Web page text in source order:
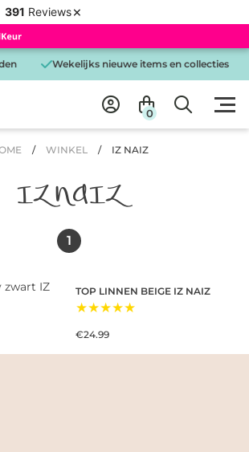
391 Reviews ×
Wekelijks nieuwe items en collecties
0
/ WINKEL / IZ NAIZ
IZ NAIZ
1
TOP LINNEN BEIGE IZ NAIZ
★★★★★
€24.99